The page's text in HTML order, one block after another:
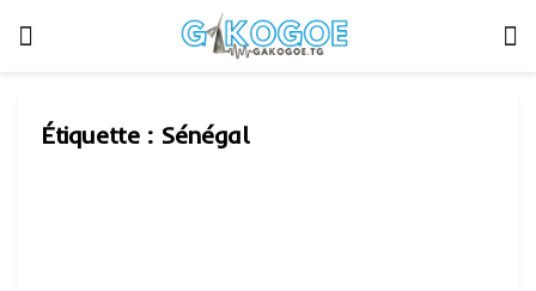
Étiquette : Sénégal